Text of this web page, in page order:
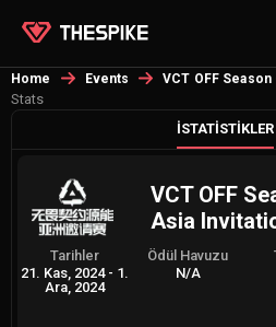
Home Events VCT OFF Season
Stats
İSTATISTIKLER
VCT OFF
Asia
Tarihler
21. Kas, 2024 - 1.
Ara, 2024
Ödül Havuzu
N/A